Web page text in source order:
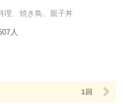
理、焼き鳥、親子丼
人
1回